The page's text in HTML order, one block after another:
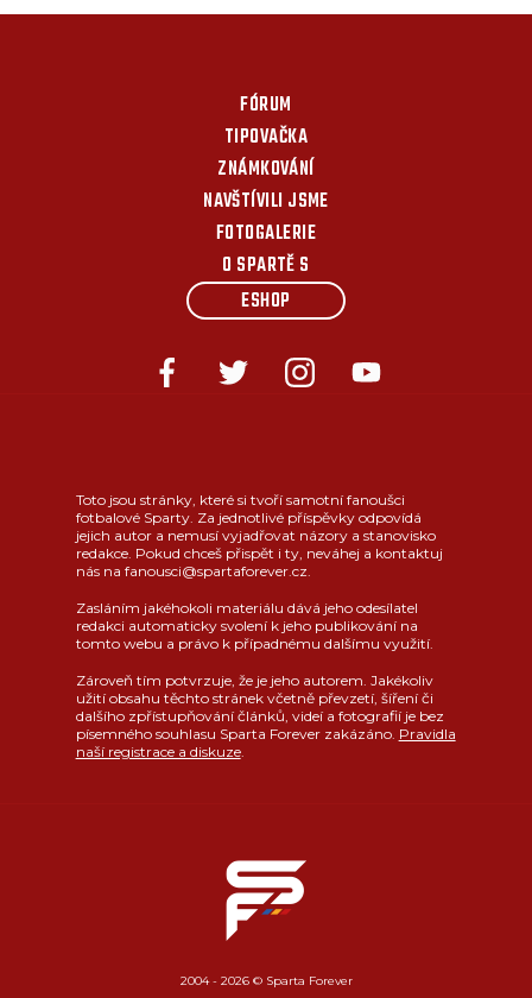
FÓRUM
TIPOVAČKA
ZNÁMKOVÁNÍ
NAVŠTÍVILI JSME
FOTOGALERIE
O SPARTĚ S
ESHOP
Toto jsou stránky, které si tvoří samotní fanoušci
fotbalové Sparty. Za jednotlivé příspěvky odpovídá
jejich autor a nemusí vyjadřovat názory a stanovisko
redakce. Pokud chceš přispět i ty, neváhej a kontaktuj
nás na fanousci@spartaforever.cz.
Zasláním jakéhokoli materiálu dává jeho odesílatel
redakci automaticky svolení k jeho publikování na
tomto webu a právo k případnému dalšímu využití.
Zároveň tím potvrzuje, že je jeho autorem. Jakékoliv
užití obsahu těchto stránek včetně převzetí, šíření či
dalšího zpřístupňování článků, videí a fotografií je bez
písemného souhlasu Sparta Forever zakázáno. Pravidla
naší registrace a diskuze.
2004 - 2026 © Sparta Forever